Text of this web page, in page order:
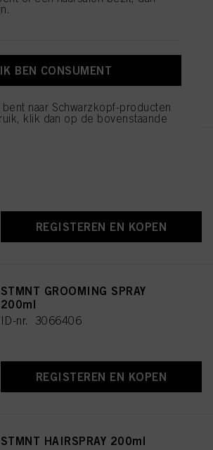
STMNT FIBER POMADE 100ml
REGISTEREN EN KOPEN
REGISTEREN EN KOPEN
STMNT GROOMING SPRAY
200ml
ID-nr. 3066406
REGISTEREN EN KOPEN
STMNT HAIRSPRAY 200ml
IK BEN CONSUMENT
naar Schwarzkopf-producten
klik dan op de bovenstaande
klikt, worden alleen cookies gebruikt die